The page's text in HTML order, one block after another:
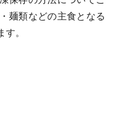
麺類などの主食となる
。